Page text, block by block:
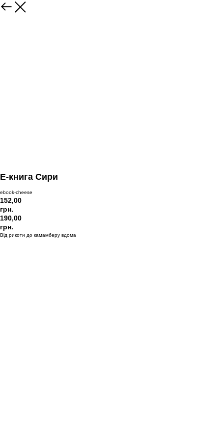
E-книга Сири
ebook-cheese
152,00
грн.
190,00
грн.
Від рикоти до камамберу вдома